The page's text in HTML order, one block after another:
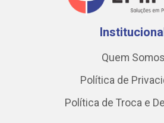
Quem Somos
Política de
Política de Troca e